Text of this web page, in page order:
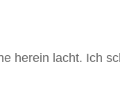
herein lacht. Ich